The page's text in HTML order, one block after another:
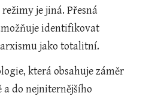
je jiná. Přesná
identifikovat
jako totalitní.
která obsahuje záměr
a do nejniternějšího